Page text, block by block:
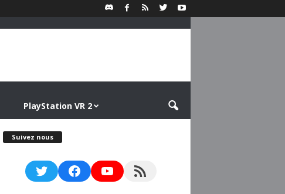
PlayStation VR 2
Suivez nous
TwitterFacebookYouTubeRSS Feed